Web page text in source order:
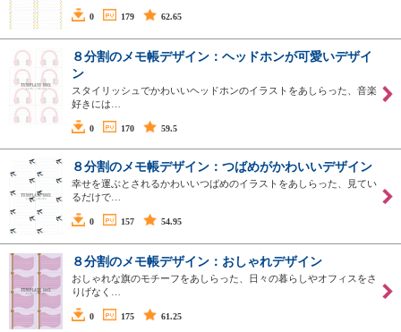
0 179 62.65
８分割のメモ帳デザイン：ヘッドホンが可愛いデザイ
ン
スタイリッシュでかわいいヘッドホンのイラストをあしらった、音楽
好きには…
0 170 59.5
８分割のメモ帳デザイン：つばめがかわいいデザイン
幸せを運ぶとされるかわいいつばめのイラストをあしらった、見てい
るだけで…
0 157 54.95
８分割のメモ帳デザイン：おしゃれデザイン
おしゃれな旗のモチーフをあしらった、日々の暮らしやオフィスをさ
りげなく…
0 175 61.25